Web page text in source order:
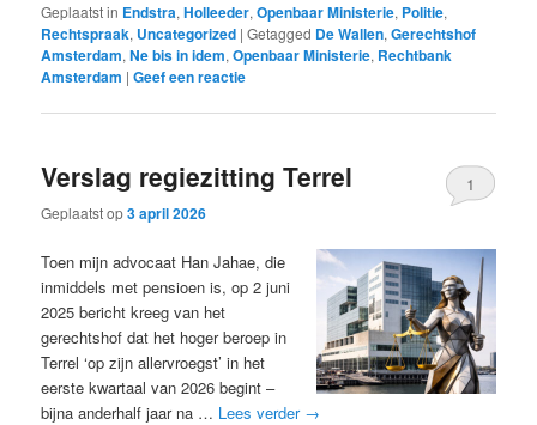
Geplaatst in Endstra,Holleeder,Openbaar Ministerie, Politie,
Rechtspraak, Uncategorized |Getagged De Wallen,Gerechtshof
Amsterdam,Ne bis in idem,Openbaar Ministerie, Rechtbank
Amsterdam |Geef een reactie
Verslag regiezitting Terrel
Geplaatst op3 april 2026
1
Toen mijn advocaat Han Jahae, die
inmiddels met pensioen is, op 2 juni
2025 bericht kreeg van het
gerechtshof dat het hoger beroep in
Terrel ‘op zijn allervroegst’ in het
eerste kwartaal van 2026 begint –
bijna anderhalf jaar na … Lees verder →